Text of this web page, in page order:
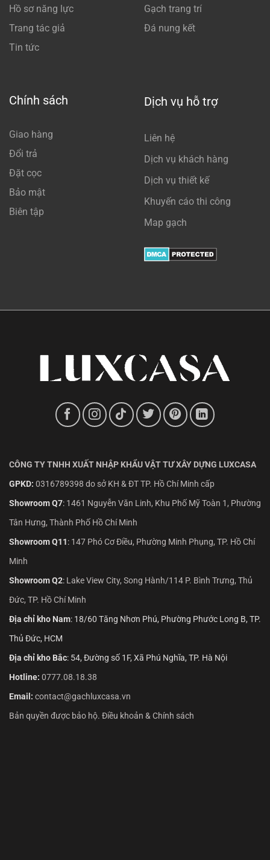
Hồ sơ năng lực
Trang tác giả
Tin tức
Gạch trang trí
Đá nung kết
Chính sách
Giao hàng
Đổi trả
Đặt cọc
Bảo mật
Biên tập
Dịch vụ hỗ trợ
Liên hệ
Dịch vụ khách hàng
Dịch vụ thiết kế
Khuyến cáo thi công
Map gạch
CÔNG TY TNHH XUẤT NHẬP KHẨU VẬT TƯ XÂY DỰNG LUXCASA
GPKD: 0316789398 do sở KH & ĐT TP. Hồ Chí Minh cấp
Showroom Q7: 1461 Nguyễn Văn Linh, Khu Phố Mỹ Toàn 1, Phường
Tân Hưng, Thành Phố Hồ Chí Minh
Showroom Q11: 147 Phó Cơ Điều, Phường Minh Phụng, TP. Hồ Chí
Minh
Showroom Q2: Lake View City, Song Hành/114 P. Bình Trưng, Thủ
Đức, TP. Hồ Chí Minh
Địa chỉ kho Nam: 18/60 Tăng Nhơn Phú, Phường Phước Long B, TP.
Thủ Đức, HCM
Địa chỉ kho Bắc: 54, Đường số 1F, Xã Phú Nghĩa, TP. Hà Nội
Hotline: 0777.08.18.38
Email: contact@gachluxcasa.vn
Bản quyền được bảo hộ. Điều khoản & Chính sách